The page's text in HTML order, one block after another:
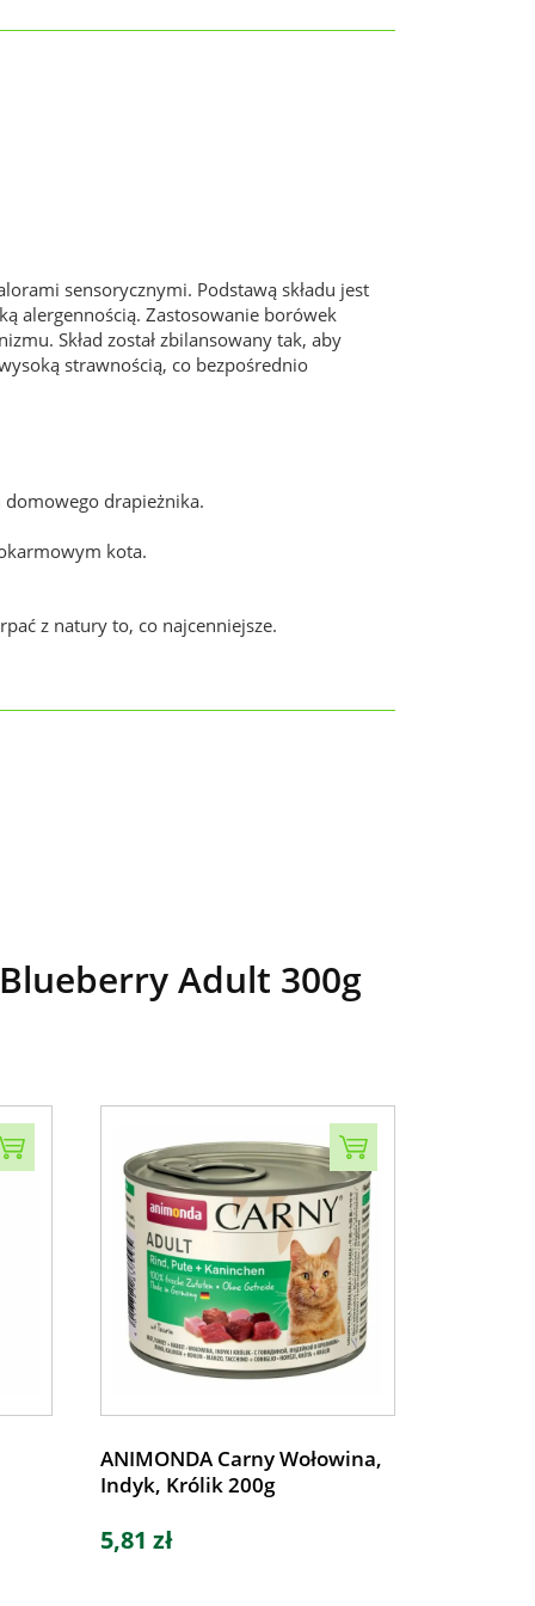
sensorycznymi. Podstawą składu jest
alergennością. Zastosowanie borówek
Skład został zbilansowany tak, aby
strawnością, co bezpośrednio
domowego drapieżnika.
kota.
z natury to, co najcenniejsze.
Adult 300g
ANIMONDA Carny Wołowina,
Indyk, Królik 200g
5,81 zł